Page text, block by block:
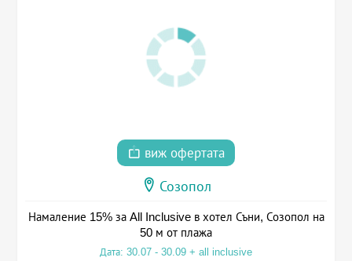
виж офертата
Созопол
Намаление 15% за All Inclusive в хотел Съни, Созопол на
50 м от плажа
Дата: 30.07 - 30.09 + all inclusive